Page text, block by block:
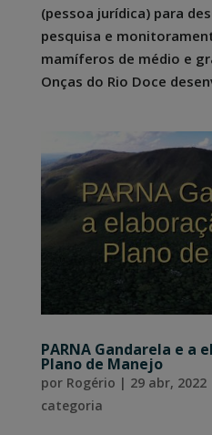
(pessoa jurídica) para
pesquisa e
mamíferos de médio e
Onças do Rio Doce
PARNA Gandarela e a
Plano de Manejo
por Rogério | 29 abr, 2022
categoria